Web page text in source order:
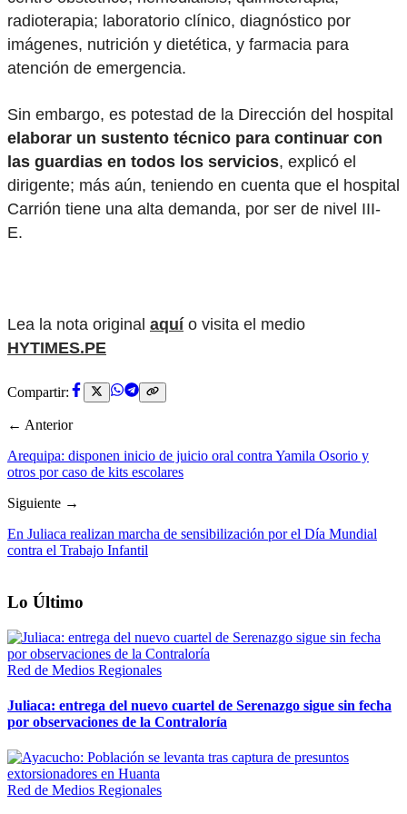
radioterapia; laboratorio clínico, diagnóstico por
imágenes, nutrición y dietética, y farmacia para
atención de emergencia.
Sin embargo, es potestad de la Dirección del hospital
elaborar un sustento técnico para continuar con
las guardias en todos los servicios, explicó el
dirigente; más aún, teniendo en cuenta que el hospital
Carrión tiene una alta demanda, por ser de nivel III-
E.
Lea la nota original aquí o visita el medio
HYTIMES.PE
Compartir:
← Anterior
Arequipa: disponen inicio de juicio oral contra Yamila Osorio y
otros por caso de kits escolares
Siguiente →
En Juliaca realizan marcha de sensibilización por el Día Mundial
contra el Trabajo Infantil
Lo Último
Red de Medios Regionales
Juliaca: entrega del nuevo cuartel de Serenazgo sigue sin fecha
por observaciones de la Contraloría
Red de Medios Regionales